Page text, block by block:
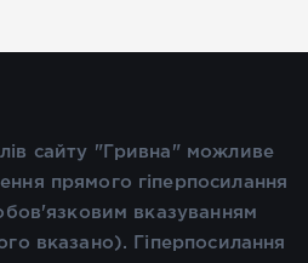
сайту "Гривна" можливе
прямого гіперпосилання
вказуванням
вказано). Гіперпосилання